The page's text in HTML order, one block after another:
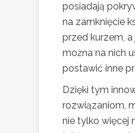
posiadają
na zamknięcie
przed kurzem,
można na nich
postawić inne
Dzięki tym
rozwiązaniom,
nie tylko więcej